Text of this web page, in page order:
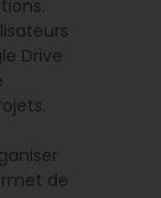
Drive
de